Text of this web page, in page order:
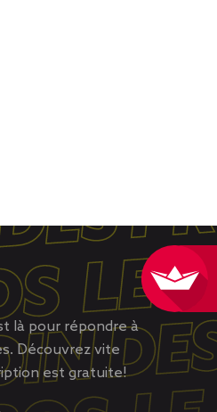
là pour répondre à
Découvrez vite
est gratuite!